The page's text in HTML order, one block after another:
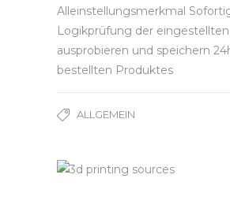
Alleinstellungsmerkmal
Logikprüfung der
ausprobieren und speichern
bestellten Produktes
ALLGEMEIN